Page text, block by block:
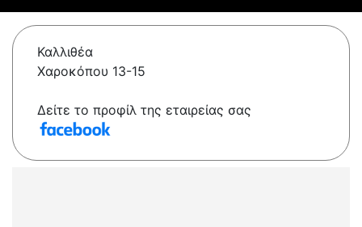
Καλλιθέα
Χαροκόπου 13-15
Δείτε το προφίλ της εταιρείας σας